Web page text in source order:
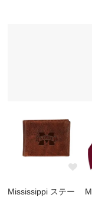
Mississippi ステー